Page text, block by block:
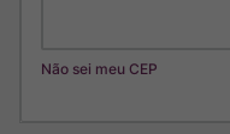
Não sei meu CEP